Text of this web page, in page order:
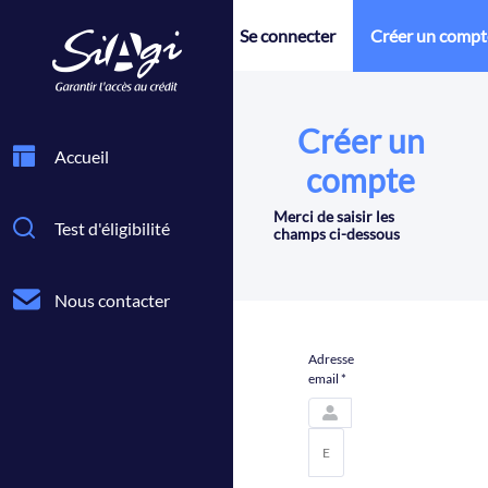
Accueil
Test d'éligibilité
Nous contacter
Se connecter Créer un
Créer un
compte
Merci de saisir les
champs ci-dessous
Adresse
email *